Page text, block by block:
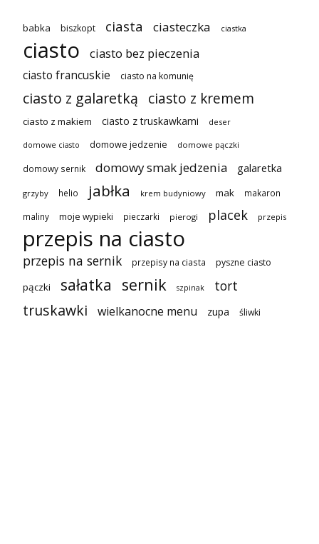
babka biszkopt ciasta ciasteczka ciastka
ciasto ciasto bez pieczenia
ciasto francuskie ciasto na komunię
ciasto z galaretką ciasto z kremem
ciasto z makiem ciasto z truskawkami deser
domowe ciasto domowe jedzenie domowe pączki
domowy sernik domowy smak jedzenia galaretka
grzyby helio jabłka krem budyniowy mak makaron
maliny moje wypieki pieczarki pierogi placek przepis
przepis na ciasto
przepis na sernik przepisy na ciasta pyszne ciasto
pączki sałatka sernik szpinak tort
truskawki wielkanocne menu zupa śliwki